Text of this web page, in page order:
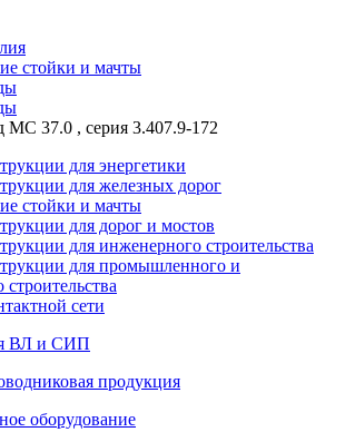
стойки и мачты
МС 37.0 , серия 3.407.9-172
для энергетики
для железных дорог
стойки и мачты
для дорог и мостов
для инженерного строительства
для промышленного и
строительства
сети
ВЛ и СИП
продукция
оборудование